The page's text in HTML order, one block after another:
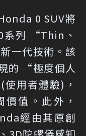
0 SUV將
系列 “Thin、
一代技術。該
的 “極度個人
用者體驗)，
值。此外，
經由其原創